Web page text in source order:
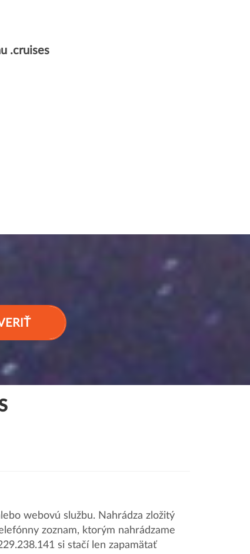
.cruises
webovú službu. Nahrádza zložitý
zoznam, ktorým nahrádzame
si stačí len zapamätať